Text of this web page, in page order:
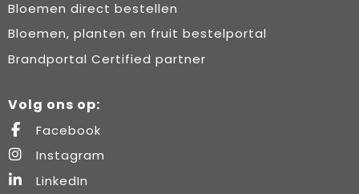
Bloemen direct bestellen
Bloemen, planten en fruit bestelportal
Brandportal Certified partner
Volg ons op:
Facebook
Instagram
LinkedIn